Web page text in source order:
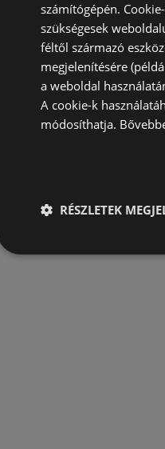
számítógépén.
szükségesek
féltől származó
megjelenítésére
a weboldal
A cookie-k
módosíthatja.
RÉSZLETEK